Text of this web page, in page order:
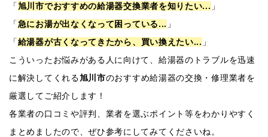
「旭川市でおすすめの給湯器交換業者を知りたい... 」
「急にお湯が出なくなって困っている... 」
「給湯器が古くなってきたから、買い換えたい... 」
こういったお悩みがある人に向けて、給湯器のトラブルを迅速
に解決してくれる旭川市のおすすめ給湯器の交換・修理業者を
厳選してご紹介します！
各業者の口コミや評判、業者を選ぶポイント等をわかりやすく
まとめましたので、ぜひ参考にしてみてくださいね。